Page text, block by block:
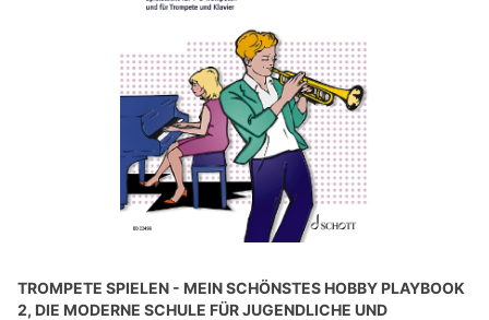
TROMPETE SPIELEN - MEIN SCHÖNSTES HOBBY PLAYBOOK
2, DIE MODERNE SCHULE FÜR JUGENDLICHE UND